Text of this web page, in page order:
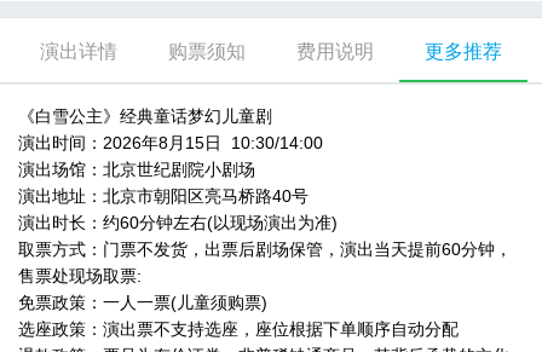
演出详情 购票须知 费用说明 更多推荐
《白雪公主》经典童话梦幻儿童剧
演出时间：2026年8月15日 10:30/14:00
演出场馆：北京世纪剧院小剧场
演出地址：北京市朝阳区亮马桥路40号
演出时长：约60分钟左右(以现场演出为准)
取票方式：门票不发货，出票后剧场保管，演出当天提前60分钟，
售票处现场取票:
免票政策：一人一票(儿童须购票)
选座政策：演出票不支持选座，座位根据下单顺序自动分配